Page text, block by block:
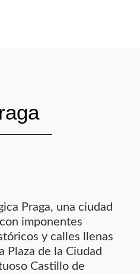
Praga, una ciudad
imponentes
y calles llenas
Plaza de la Ciudad
Castillo de